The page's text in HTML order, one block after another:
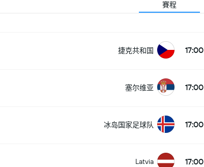
賽程
捷克共和国 17:00
塞尔维亚 17:00
冰岛国家足球队 17:00
Latvia 17:00